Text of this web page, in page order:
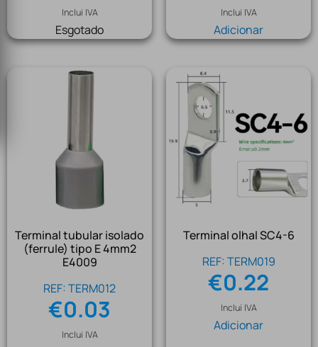
Inclui IVA
Esgotado
Inclui IVA
Adicionar
Terminal tubular isolado
(ferrule) tipo E 4mm2
E4009
REF: TERM012
€0.03
Inclui IVA
Terminal olhal SC4-6
REF: TERM019
€0.22
Inclui IVA
Adicionar